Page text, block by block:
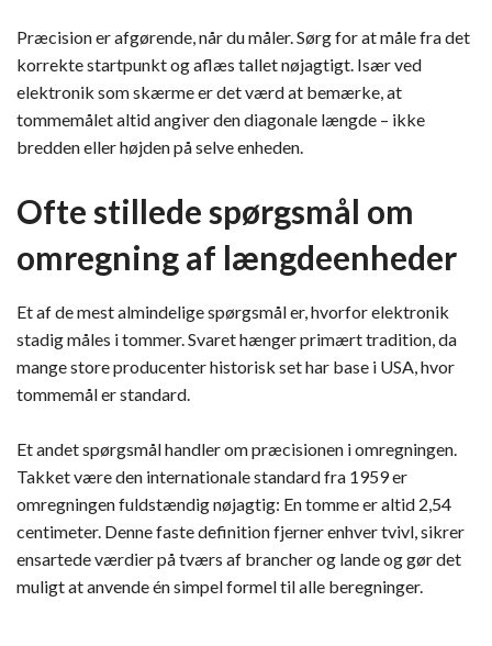
Præcision er afgørende, når du måler. Sørg for at måle fra det
korrekte startpunkt og aflæs tallet nøjagtigt. Især ved
elektronik som skærme er det værd at bemærke, at
tommemålet altid angiver den diagonale længde – ikke
bredden eller højden på selve enheden.
Ofte stillede spørgsmål om
omregning af længdeenheder
Et af de mest almindelige spørgsmål er, hvorfor elektronik
stadig måles i tommer. Svaret hænger primært tradition, da
mange store producenter historisk set har base i USA, hvor
tommemål er standard.
Et andet spørgsmål handler om præcisionen i omregningen.
Takket være den internationale standard fra 1959 er
omregningen fuldstændig nøjagtig: En tomme er altid 2,54
centimeter. Denne faste definition fjerner enhver tvivl, sikrer
ensartede værdier på tværs af brancher og lande og gør det
muligt at anvende én simpel formel til alle beregninger.